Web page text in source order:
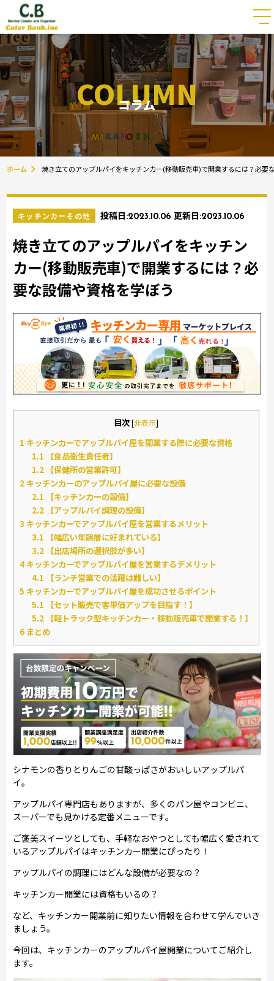
COLUMN
コラム
ホーム 焼き立てのアップルパイをキッチンカー(移動販売車)で開業するには？必要
キッチンカーその他 投稿日:2023.10.06 更新日:2023.10.06
焼き立てのアップルパイをキッチン
カー(移動販売車)で開業するには？必
要な設備や資格を学ぼう
目次[非表示]
1 キッチンカーでアップルパイ屋を開業する際に必要な資格
1.1 【食品衛生責任者】
1.2 【保健所の営業許可】
2 キッチンカーのアップルパイ屋に必要な設備
2.1 【キッチンカーの設備】
2.2 【アップルパイ調理の設備】
3 キッチンカーでアップルパイ屋を営業するメリット
3.1 【幅広い年齢層に好まれている】
3.2 【出店場所の選択肢が多い】
4キッチンカーでアップルパイ屋を営業するデメリット
4.1 【ランチ営業での活躍は難しい】
5 キッチンカーでアップルパイ屋を成功させるポイント
5.1 【セット販売で客単価アップを目指す！】
5.2 【軽トラック型キッチンカー・移動販売車で開業する！】
6 まとめ
シナモンの香りとりんごの甘酸っぱさがおいしいアップルパ
イ。
アップルパイ専門店もありますが、多くのパン屋やコンビニ、
スーパーでも見かける定番メニューです。
ご褒美スイーツとしても、手軽なおやつとしても幅広く愛されて
いるアップルパイはキッチンカー開業にぴったり！
アップルパイの調理にはどんな設備が必要なの？
キッチンカー開業には資格もいるの？
など、キッチンカー開業前に知りたい情報を合わせて学んでいき
ましょう。
今回は、キッチンカーのアップルパイ屋開業についてご紹介し
ます。